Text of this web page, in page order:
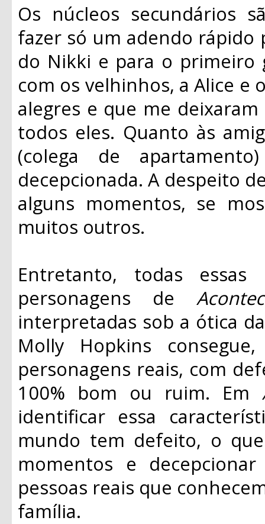
Os núcleos secundários
fazer só um adendo rápido
do Nikki e para o primeiro
com os velhinhos, a Alice e
alegres e que me
todos eles. Quanto às
(colega de
decepcionada. A despeito
alguns momentos, se
muitos outros.
Entretanto, todas
personagens de
interpretadas sob a ótica
Molly Hopkins
personagens reais, com
100% bom ou ruim. Em
identificar essa
mundo tem defeito, o
momentos e
pessoas reais que
família.